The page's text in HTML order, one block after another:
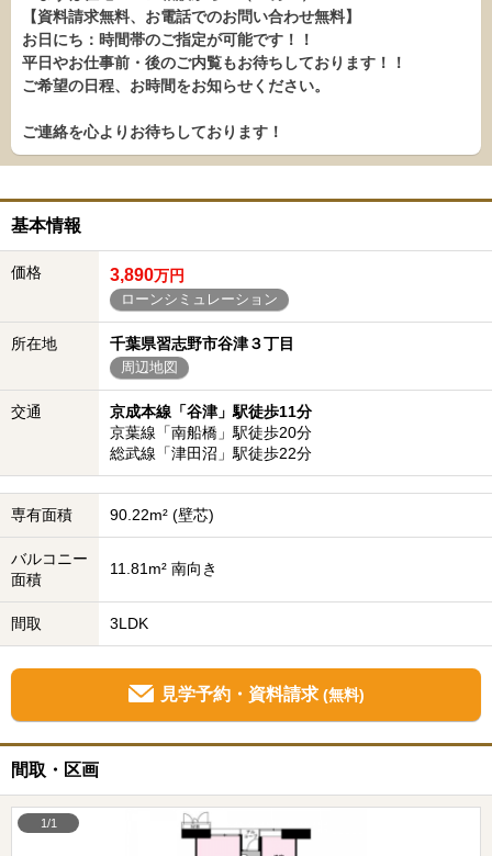
【資料請求無料、お電話でのお問い合わせ無料】
お日にち：時間帯のご指定が可能です！！
平日やお仕事前・後のご内覧もお待ちしております！！
ご希望の日程、お時間をお知らせください。
ご連絡を心よりお待ちしております！
基本情報
価格 3,890万円
ローンシミュレーション
所在地 千葉県習志野市谷津３丁目
周辺地図
交通
京成本線「谷津」駅徒歩11分
京葉線「南船橋」駅徒歩20分
総武線「津田沼」駅徒歩22分
専有面積 90.22m² (壁芯)
バルコニー
面積
11.81m² 南向き
間取 3LDK
見学予約・資料請求 (無料)
間取・区画
1/1